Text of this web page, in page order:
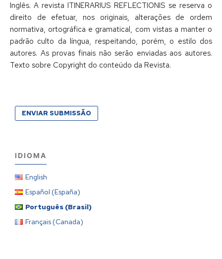
Inglês. A revista ITINERARIUS REFLECTIONIS se reserva o
direito de efetuar, nos originais, alterações de ordem
normativa, ortográfica e gramatical, com vistas a manter o
padrão culto da língua, respeitando, porém, o estilo dos
autores. As provas finais não serão enviadas aos autores.
Texto sobre Copyright do conteúdo da Revista.
ENVIAR SUBMISSÃO
IDIOMA
English
Español (España)
Português (Brasil)
Français (Canada)